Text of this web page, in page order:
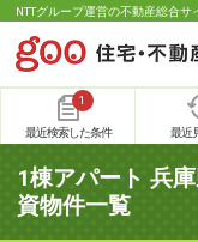
NTTグループ運営の不動産総合サ
1
最近検索した条件 最近
1棟アパート 兵
資物件一覧